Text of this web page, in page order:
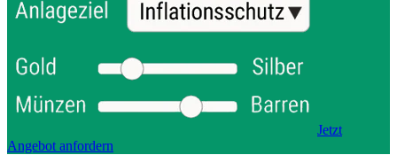
Jetzt
Angebot anfordern